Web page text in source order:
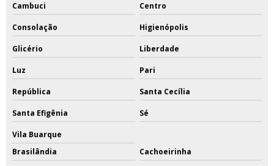
Cambuci Centro
Consolação Higienópolis
Glicério Liberdade
Luz Pari
República Santa Cecília
Santa Efigênia Sé
Vila Buarque
Brasilândia
Cachoeirinha